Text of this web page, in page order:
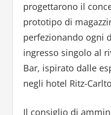
progettarono il
prototipo di
perfezionando ogni
ingresso singolo al
Bar, ispirato dalle
negli hotel Ritz-
Il consiglio di